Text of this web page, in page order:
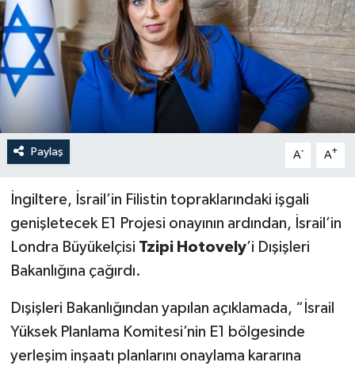
Paylaş A- A+
İngiltere, İsrail’in Filistin topraklarındaki işgali
genişletecek E1 Projesi onayının ardından, İsrail’in
Londra Büyükelçisi Tzipi Hotovely’i Dışişleri
Bakanlığına çağırdı.
Dışişleri Bakanlığından yapılan açıklamada, “İsrail
Yüksek Planlama Komitesi’nin E1 bölgesinde
yerleşim inşaatı planlarını onaylama kararına